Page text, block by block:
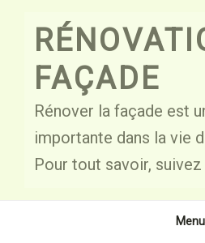
content
FAÇADE
Rénover la façade est
importante dans la vie
Pour tout savoir,
Menu